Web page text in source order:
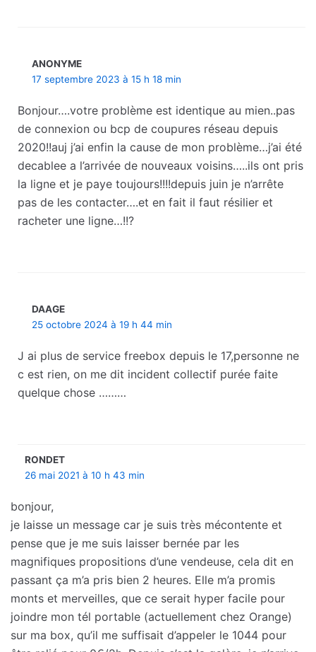
ANONYME
17 septembre 2023 à 15 h 18 min
Bonjour….votre problème est identique au mien..pas
de connexion ou bcp de coupures réseau depuis
2020!!auj j’ai enfin la cause de mon problème…j’ai été
decablee a l’arrivée de nouveaux voisins…..ils ont pris
la ligne et je paye toujours!!!!depuis juin je n’arrête
pas de les contacter….et en fait il faut résilier et
racheter une ligne…!!?
DAAGE
25 octobre 2024 à 19 h 44 min
J ai plus de service freebox depuis le 17,personne ne
c est rien, on me dit incident collectif purée faite
quelque chose ………
RONDET
26 mai 2021 à 10 h 43 min
bonjour,
je laisse un message car je suis très mécontente et
pense que je me suis laisser bernée par les
magnifiques propositions d’une vendeuse, cela dit en
passant ça m’a pris bien 2 heures. Elle m’a promis
monts et merveilles, que ce serait hyper facile pour
joindre mon tél portable (actuellement chez Orange)
sur ma box, qu’il me suffisait d’appeler le 1044 pour